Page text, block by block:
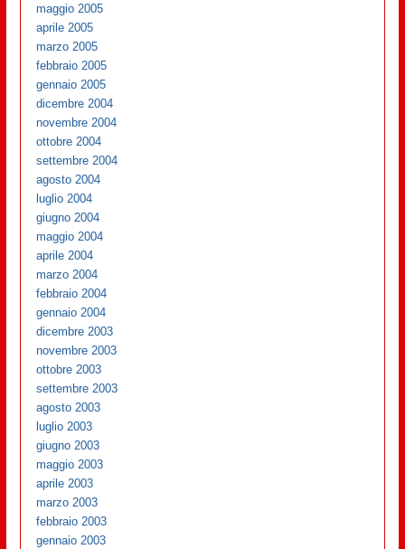
maggio 2005
aprile 2005
marzo 2005
febbraio 2005
gennaio 2005
dicembre 2004
novembre 2004
ottobre 2004
settembre 2004
agosto 2004
luglio 2004
giugno 2004
maggio 2004
aprile 2004
marzo 2004
febbraio 2004
gennaio 2004
dicembre 2003
novembre 2003
ottobre 2003
settembre 2003
agosto 2003
luglio 2003
giugno 2003
maggio 2003
aprile 2003
marzo 2003
febbraio 2003
gennaio 2003